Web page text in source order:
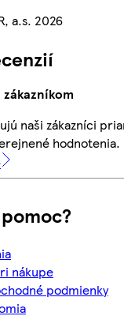
a.s. 2026
naši zákazníci
hodnotenia.
nákupe
podmienky